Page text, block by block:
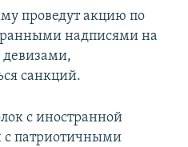
проведут акцию по
надписями на
девизами,
санкций.
с иностранной
с патриотичными